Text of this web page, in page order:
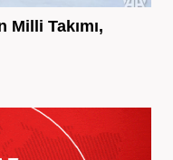
Takımı,